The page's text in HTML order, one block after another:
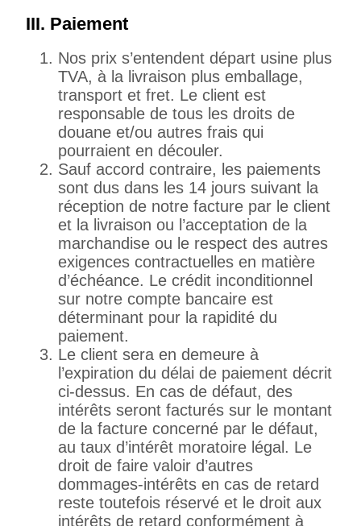
III. Paiement
Nos prix s’entendent départ usine plus
TVA, à la livraison plus emballage,
transport et fret. Le client est
responsable de tous les droits de
douane et/ou autres frais qui
pourraient en découler.
Sauf accord contraire, les paiements
sont dus dans les 14 jours suivant la
réception de notre facture par le client
et la livraison ou l’acceptation de la
marchandise ou le respect des autres
exigences contractuelles en matière
d’échéance. Le crédit inconditionnel
sur notre compte bancaire est
déterminant pour la rapidité du
paiement.
Le client sera en demeure à
l’expiration du délai de paiement décrit
ci-dessus. En cas de défaut, des
intérêts seront facturés sur le montant
de la facture concerné par le défaut,
au taux d’intérêt moratoire légal. Le
droit de faire valoir d’autres
dommages-intérêts en cas de retard
reste toutefois réservé et le droit aux
intérêts de retard conformément à